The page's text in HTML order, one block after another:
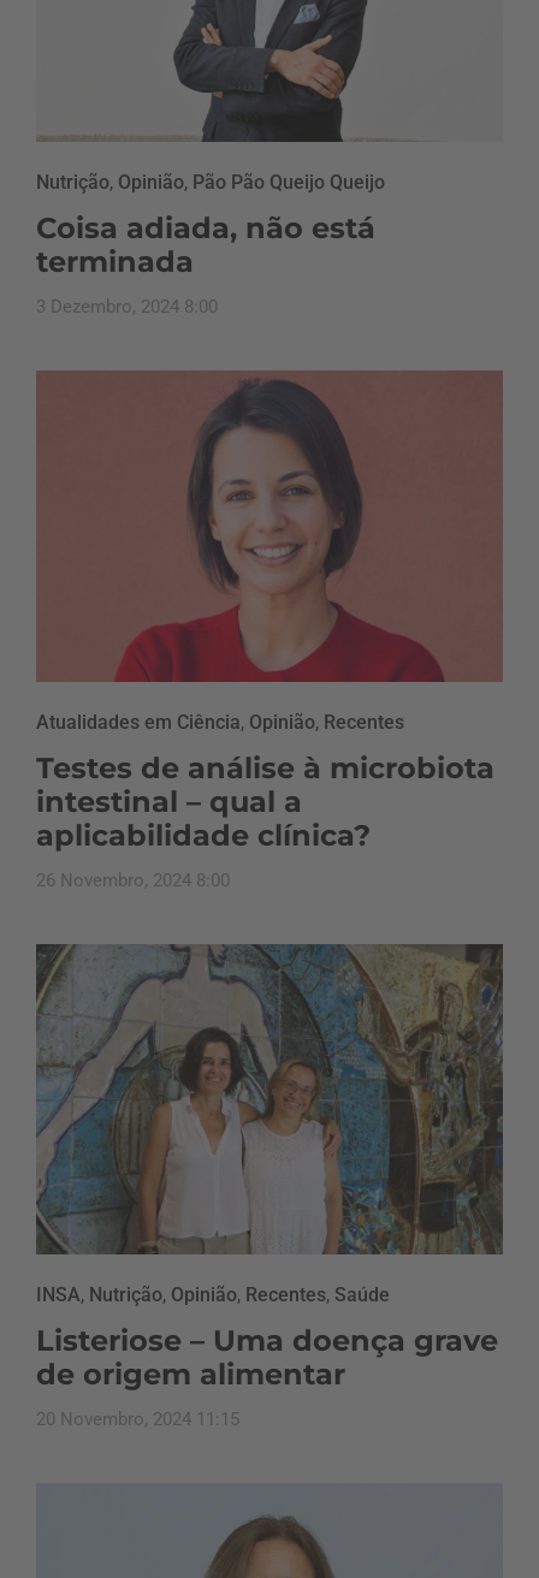
Nutrição, Opinião, Pão Pão Queijo Queijo
Coisa adiada, não está
terminada
3 Dezembro, 2024 8:00
Atualidades em Ciência, Opinião, Recentes
Testes de análise à microbiota
intestinal – qual a
aplicabilidade clínica?
26 Novembro, 2024 8:00
INSA, Nutrição, Opinião, Recentes, Saúde
Listeriose – Uma doença grave
de origem alimentar
20 Novembro, 2024 11:15